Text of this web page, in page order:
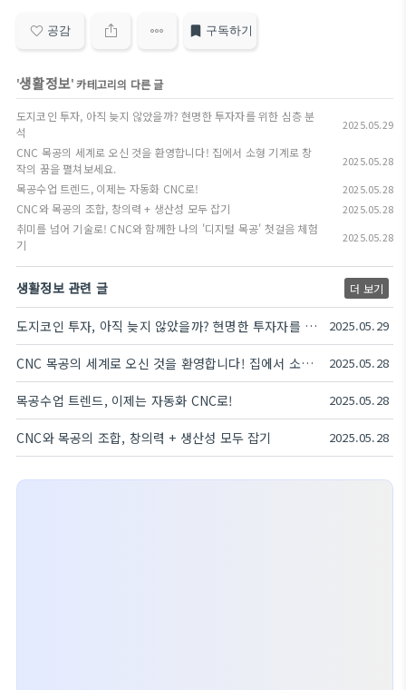
공감 구독하기
'생활정보' 카테고리의 다른 글
도지코인 투자, 아직 늦지 않았을까? 현명한 투자자를 위한 심층 분
석
2025.05.29
CNC 목공의 세계로 오신 것을 환영합니다! 집에서 소형 기계로 창
작의 꿈을 펼쳐보세요.
2025.05.28
목공수업 트렌드, 이제는 자동화 CNC로! 2025.05.28
CNC와 목공의 조합, 창의력 + 생산성 모두 잡기 2025.05.28
취미를 넘어 기술로! CNC와 함께한 나의 '디지털 목공' 첫걸음 체험
기
2025.05.28
생활정보 관련 글 더 보기
도지코인 투자, 아직 늦지 않았을까? 현명한 투자자를 위한 심층 분석 2025.05.29
CNC 목공의 세계로 오신 것을 환영합니다! 집에서 소형 기계로 창작의 꿈을 펼쳐보세요. 2025.05.28
목공수업 트렌드, 이제는 자동화 CNC로! 2025.05.28
CNC와 목공의 조합, 창의력 + 생산성 모두 잡기 2025.05.28